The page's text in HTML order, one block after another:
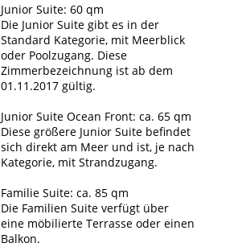
Junior Suite: 60 qm
Die Junior Suite gibt es in der
Standard Kategorie, mit Meerblick
oder Poolzugang. Diese
Zimmerbezeichnung ist ab dem
01.11.2017 gültig.
Junior Suite Ocean Front: ca. 65 qm
Diese größere Junior Suite befindet
sich direkt am Meer und ist, je nach
Kategorie, mit Strandzugang.
Familie Suite: ca. 85 qm
Die Familien Suite verfügt über
eine möbilierte Terrasse oder einen
Balkon.